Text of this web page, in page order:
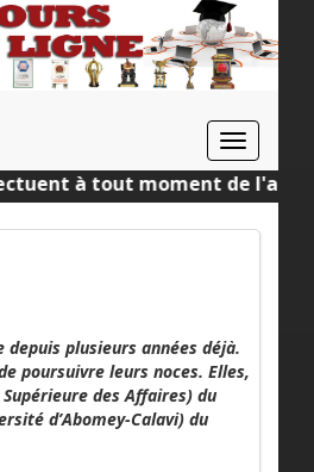
Toggle
à tout moment de l'année!
depuis plusieurs années déjà.
poursuivre leurs noces. Elles,
Supérieure des Affaires) du
d’Abomey-Calavi) du